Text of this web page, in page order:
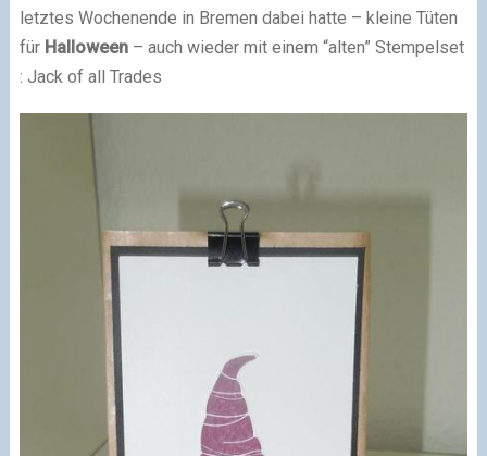
letztes Wochenende in Bremen dabei hatte – kleine Tüten
für Halloween– auch wieder mit einem “alten” Stempelset
: Jack of all Trades